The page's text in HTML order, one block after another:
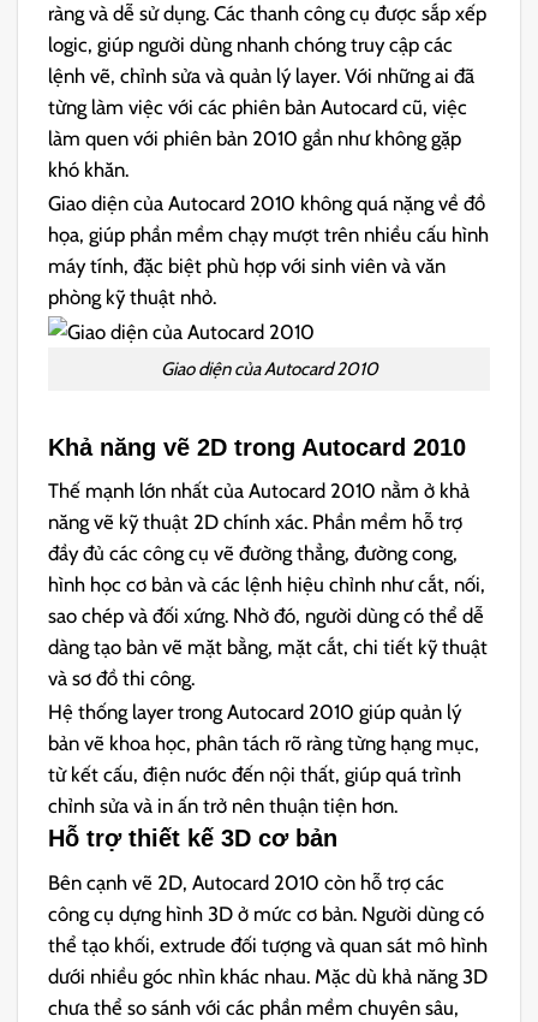
ràng và dễ sử dụng. Các thanh công cụ được sắp xếp
logic, giúp người dùng nhanh chóng truy cập các
lệnh vẽ, chỉnh sửa và quản lý layer. Với những ai đã
từng làm việc với các phiên bản Autocard cũ, việc
làm quen với phiên bản 2010 gần như không gặp
khó khăn.
Giao diện của Autocard 2010 không quá nặng về đồ
họa, giúp phần mềm chạy mượt trên nhiều cấu hình
máy tính, đặc biệt phù hợp với sinh viên và văn
phòng kỹ thuật nhỏ.
Giao diện của Autocard 2010
Khả năng vẽ 2D trong Autocard 2010
Thế mạnh lớn nhất của Autocard 2010 nằm ở khả
năng vẽ kỹ thuật 2D chính xác. Phần mềm hỗ trợ
đầy đủ các công cụ vẽ đường thẳng, đường cong,
hình học cơ bản và các lệnh hiệu chỉnh như cắt, nối,
sao chép và đối xứng. Nhờ đó, người dùng có thể dễ
dàng tạo bản vẽ mặt bằng, mặt cắt, chi tiết kỹ thuật
và sơ đồ thi công.
Hệ thống layer trong Autocard 2010 giúp quản lý
bản vẽ khoa học, phân tách rõ ràng từng hạng mục,
từ kết cấu, điện nước đến nội thất, giúp quá trình
chỉnh sửa và in ấn trở nên thuận tiện hơn.
Hỗ trợ thiết kế 3D cơ bản
Bên cạnh vẽ 2D, Autocard 2010 còn hỗ trợ các
công cụ dựng hình 3D ở mức cơ bản. Người dùng có
thể tạo khối, extrude đối tượng và quan sát mô hình
dưới nhiều góc nhìn khác nhau. Mặc dù khả năng 3D
chưa thể so sánh với các phần mềm chuyên sâu,